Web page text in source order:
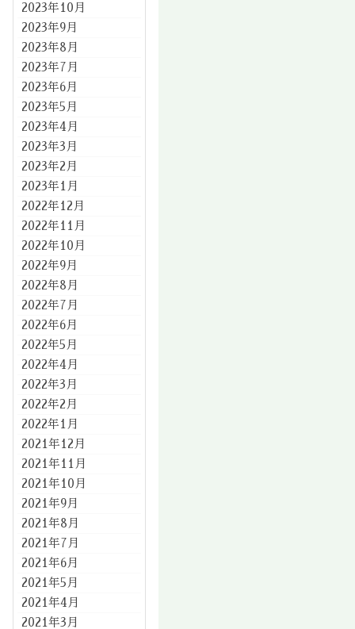
2023年10月
2023年9月
2023年8月
2023年7月
2023年6月
2023年5月
2023年4月
2023年3月
2023年2月
2023年1月
2022年12月
2022年11月
2022年10月
2022年9月
2022年8月
2022年7月
2022年6月
2022年5月
2022年4月
2022年3月
2022年2月
2022年1月
2021年12月
2021年11月
2021年10月
2021年9月
2021年8月
2021年7月
2021年6月
2021年5月
2021年4月
2021年3月